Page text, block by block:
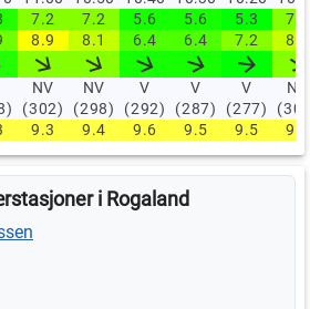
7.2 7.2 5.6 5.6 5.3
7.2
8.9 8.1 6.4 6.4 7.2 8.1
NV
(302)
NV
(298)
V
(292)
V
(287)
V
(277)
NV
9.3 9.4 9.6 9.5 9.5 9.4
i Rogaland